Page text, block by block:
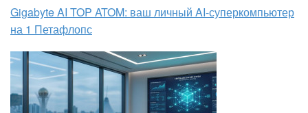
Gigabyte AI TOP ATOM: ваш личный AI-суперкомпьютер
на 1 Петафлопс